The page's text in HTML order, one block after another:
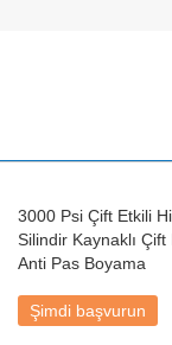
3000 Psi Çift Etkili
Silindir Kaynaklı Çift
Anti Pas Boyama
Şimdi başvurun